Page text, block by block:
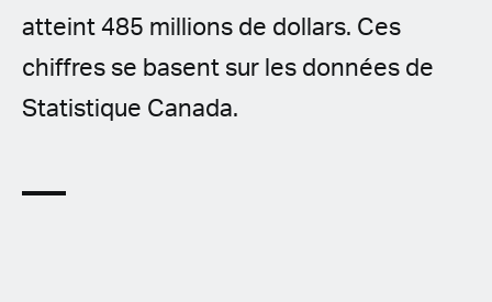
atteint 485 millions de dollars. Ces
chiffres se basent sur les données de
Statistique Canada.